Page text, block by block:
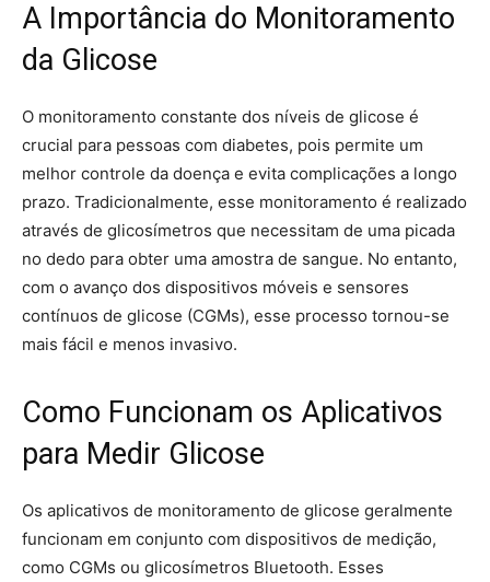
A Importância do Monitoramento
da Glicose
O monitoramento constante dos níveis de glicose é
crucial para pessoas com diabetes, pois permite um
melhor controle da doença e evita complicações a longo
prazo. Tradicionalmente, esse monitoramento é realizado
através de glicosímetros que necessitam de uma picada
no dedo para obter uma amostra de sangue. No entanto,
com o avanço dos dispositivos móveis e sensores
contínuos de glicose (CGMs), esse processo tornou-se
mais fácil e menos invasivo.
Como Funcionam os Aplicativos
para Medir Glicose
Os aplicativos de monitoramento de glicose geralmente
funcionam em conjunto com dispositivos de medição,
como CGMs ou glicosímetros Bluetooth. Esses